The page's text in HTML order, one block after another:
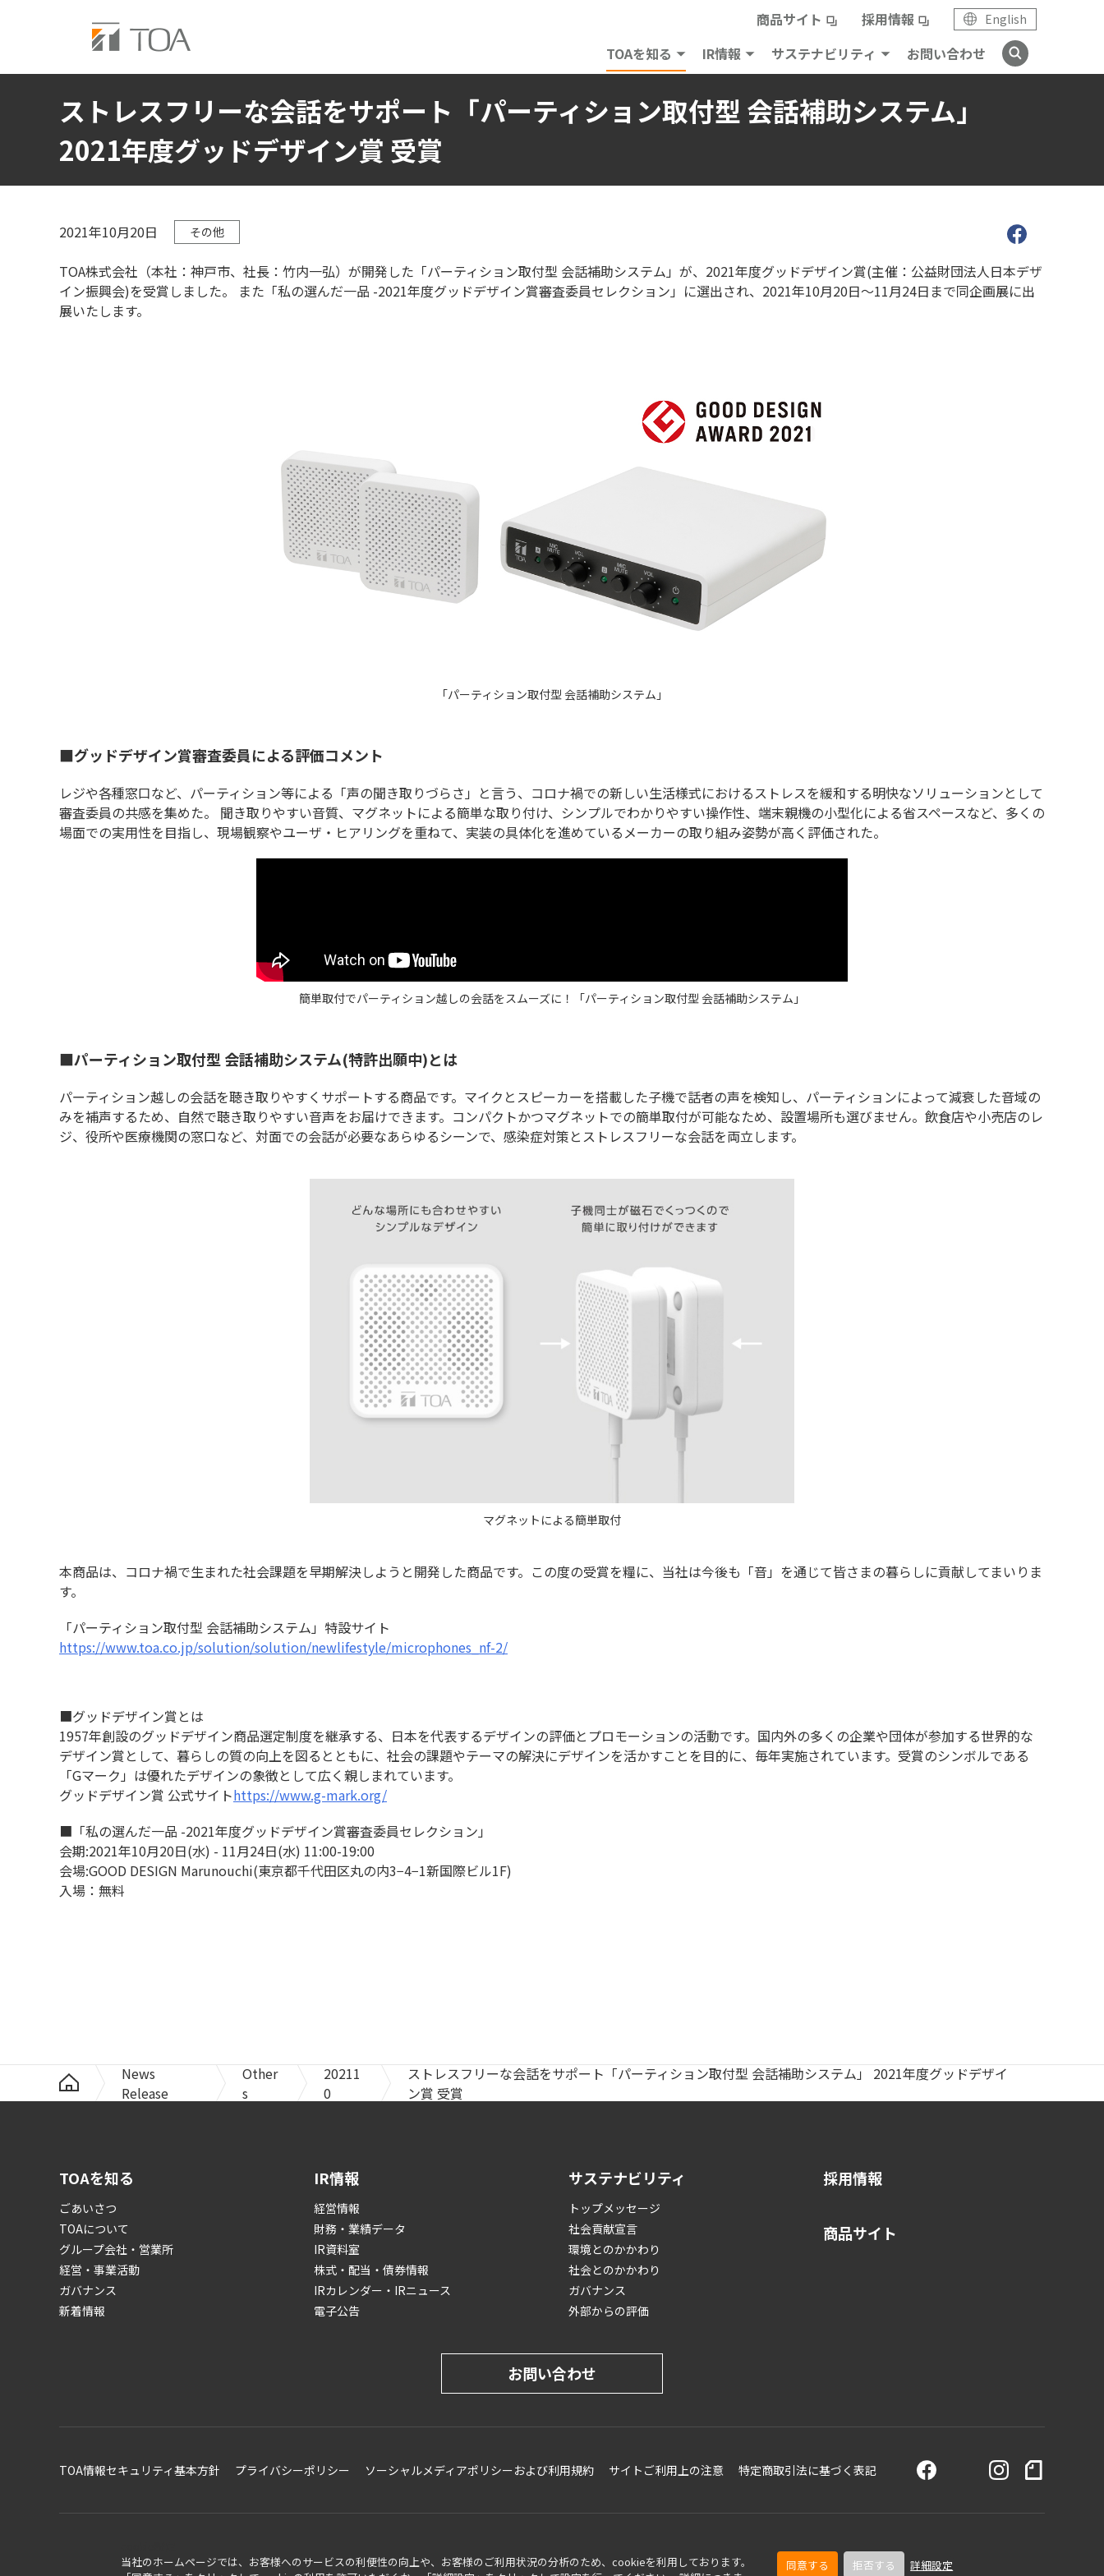
当社のホームページでは、お客様へのサービスの利便性の向上や、お客様のご利用状況の分析のため、cookieを利用しております。
同意する 拒否する 詳細設定
商品サイト 採用情報 English
TOAを知る IR情報 サステナビリティ お問い合わせ
ストレスフリーな会話をサポート「パーティション取付型 会話補助システム」
2021年度グッドデザイン賞 受賞
2021年10月20日 その他
TOA株式会社（本社：神戸市、社長：竹内一弘）が開発した「パーティション取付型 会話補助システム」が、2021年度グッドデザイン賞(主催：公益財団法人日本デザ
イン振興会)を受賞しました。 また「私の選んだ一品 -2021年度グッドデザイン賞審査委員セレクション」に選出され、2021年10月20日～11月24日まで同企画展に出
展いたします。
「パーティション取付型 会話補助システム」
■グッドデザイン賞審査委員による評価コメント
レジや各種窓口など、パーティション等による「声の聞き取りづらさ」と言う、コロナ禍での新しい生活様式におけるストレスを緩和する明快なソリューションとして
審査委員の共感を集めた。 聞き取りやすい音質、マグネットによる簡単な取り付け、シンプルでわかりやすい操作性、端末親機の小型化による省スペースなど、多くの
場面での実用性を目指し、現場観察やユーザ・ヒアリングを重ねて、実装の具体化を進めているメーカーの取り組み姿勢が高く評価された。
簡単取付でパーティション越しの会話をスムーズに！「パーティション取付型 会話補助システム」
■パーティション取付型 会話補助システム(特許出願中)とは
パーティション越しの会話を聴き取りやすくサポートする商品です。マイクとスピーカーを搭載した子機で話者の声を検知し、パーティションによって減衰した音域の
みを補声するため、自然で聴き取りやすい音声をお届けできます。コンパクトかつマグネットでの簡単取付が可能なため、設置場所も選びません。飲食店や小売店のレ
ジ、役所や医療機関の窓口など、対面での会話が必要なあらゆるシーンで、感染症対策とストレスフリーな会話を両立します。
マグネットによる簡単取付
本商品は、コロナ禍で生まれた社会課題を早期解決しようと開発した商品です。この度の受賞を糧に、当社は今後も「音」を通じて皆さまの暮らしに貢献してまいりま
す。
「パーティション取付型 会話補助システム」特設サイト
https://www.toa.co.jp/solution/solution/newlifestyle/microphones_nf-2/
■グッドデザイン賞とは
1957年創設のグッドデザイン商品選定制度を継承する、日本を代表するデザインの評価とプロモーションの活動です。国内外の多くの企業や団体が参加する世界的な
デザイン賞として、暮らしの質の向上を図るとともに、社会の課題やテーマの解決にデザインを活かすことを目的に、毎年実施されています。受賞のシンボルである
「Gマーク」は優れたデザインの象徴として広く親しまれています。
グッドデザイン賞 公式サイトhttps://www.g-mark.org/
■「私の選んだ一品 -2021年度グッドデザイン賞審査委員セレクション」
会期:2021年10月20日(水) - 11月24日(水) 11:00-19:00
会場:GOOD DESIGN Marunouchi(東京都千代田区丸の内3−4−1新国際ビル1F)
入場：無料
News
Release
Other
s
20211
0
ストレスフリーな会話をサポート「パーティション取付型 会話補助システム」 2021年度グッドデザイ
ン賞 受賞
TOAを知る
ごあいさつ
TOAについて
グループ会社・営業所
経営・事業活動
ガバナンス
新着情報
IR情報
経営情報
財務・業績データ
IR資料室
株式・配当・債券情報
IRカレンダー・IRニュース
電子公告
サステナビリティ
トップメッセージ
社会貢献宣言
環境とのかかわり
社会とのかかわり
ガバナンス
外部からの評価
採用情報
商品サイト
お問い合わせ
TOA情報セキュリティ基本方針 プライバシーポリシー ソーシャルメディアポリシーおよび利用規約 サイトご利用上の注意 特定商取引法に基づく表記